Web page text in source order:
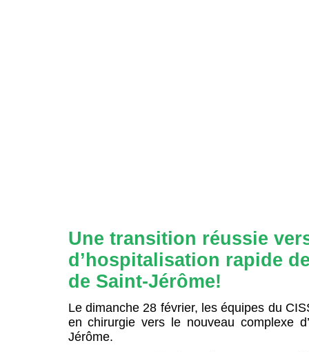
Une transition réussie
d’hospitalisation rapide
de Saint-Jérôme!
Le dimanche 28 février, les équipes du
en chirurgie vers le nouveau complexe
Jérôme.